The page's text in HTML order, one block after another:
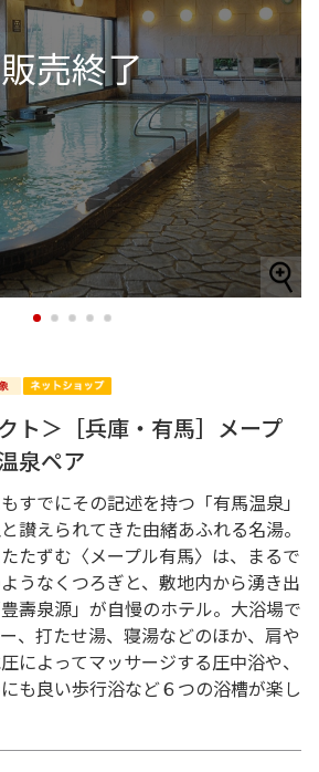
1 2 3 4 5
ト＞［兵庫・有馬］メープ
泉ペア
すでにその記述を持つ「有馬温泉」
讃えられてきた由緒あふれる名湯。
たずむ〈メープル有馬〉は、まるで
うなくつろぎと、敷地内から湧き出
壽泉源」が自慢のホテル。大浴場で
、打たせ湯、寝湯などのほか、肩や
によってマッサージする圧中浴や、
も良い歩行浴など６つの浴槽が楽し